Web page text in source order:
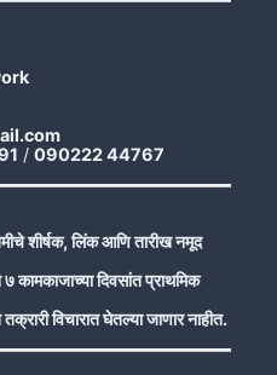
/ 090222 44767
शीर्षक, लिंक आणि तारीख नमूद
कामकाजाच्या दिवसांत प्राथमिक
विचारात घेतल्या जाणार नाहीत.